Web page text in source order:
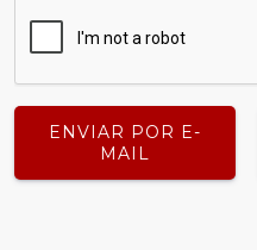
ENVIAR POR E-
MAIL